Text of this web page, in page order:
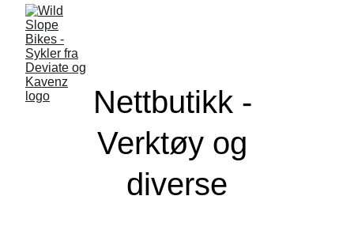
Nettbutikk -
Verktøy og
diverse